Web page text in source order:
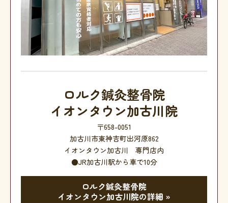
ロルク鍼灸整骨院
イオンタウン加古川院
〒658-0051
加古川市東神吉町出河原862
イオンタウン加古川 専門店内
●JR加古川駅から車で10分
ロルク鍼灸整骨院
イオンタウン加古川院の詳細 »